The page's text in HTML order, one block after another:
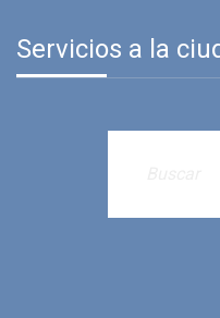
Servicios a la